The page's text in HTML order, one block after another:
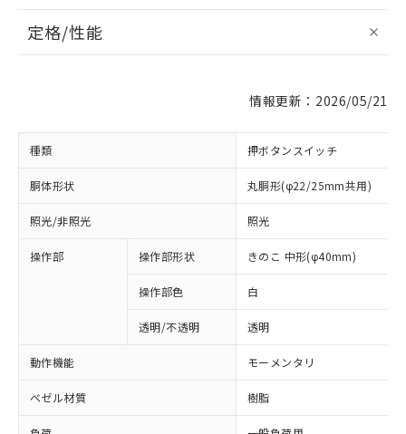
定格/性能
情報更新：2026/05/21
種類 押ボタンスイッチ
胴体形状 丸胴形(φ22/25mm共用)
照光/非照光 照光
操作部 操作部形状 きのこ 中形(φ40mm)
操作部色 白
透明/不透明 透明
動作機能 モーメンタリ
ベゼル材質 樹脂